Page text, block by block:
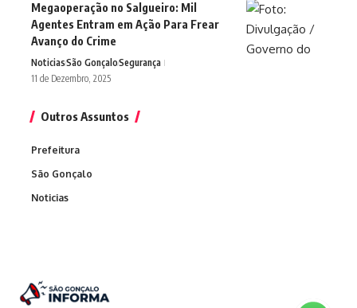
Megaoperação no Salgueiro: Mil
Agentes Entram em Ação Para Frear
Avanço do Crime
NoticiasSão GonçaloSegurança
11 de Dezembro, 2025
Outros Assuntos
Prefeitura
São Gonçalo
Noticias